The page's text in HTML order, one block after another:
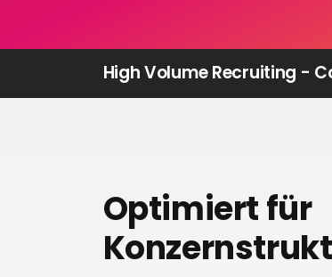
High Volume Recruiting -
Optimiert für